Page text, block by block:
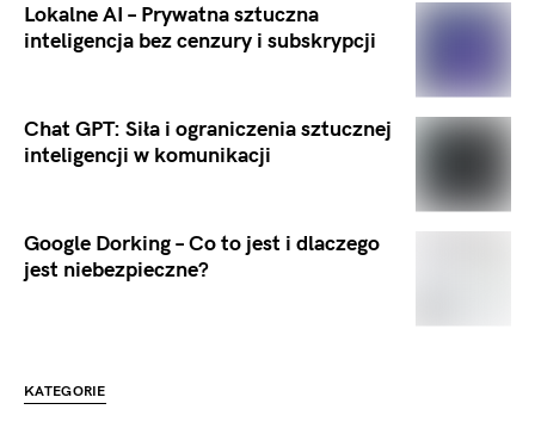
Lokalne AI – Prywatna sztuczna
inteligencja bez cenzury i subskrypcji
Chat GPT: Siła i ograniczenia sztucznej
inteligencji w komunikacji
Google Dorking – Co to jest i dlaczego
jest niebezpieczne?
KATEGORIE